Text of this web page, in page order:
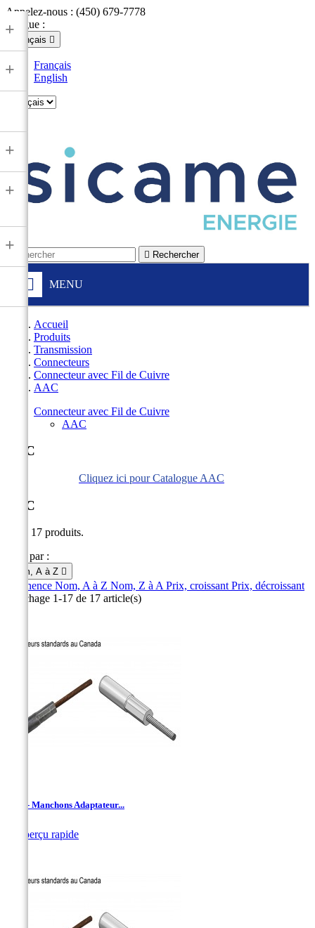
Appelez-nous : (450) 679-7778
Langue :
Français 
Français
English
 Rechercher
MENU
+
+
+
+
+
Accueil
Produits
Transmission
Connecteurs
Connecteur avec Fil de Cuivre
AAC
Connecteur avec Fil de Cuivre
AAC
AAC
Cliquez ici pour Catalogue AAC
AAC
Il y a 17 produits.
Trier par :
Nom, A à Z 
Pertinence Nom, A à Z Nom, Z à APrix, croissantPrix, décroissant
Affichage 1-17 de 17 article(s)
AAC - Manchons Adaptateur...
Aperçu rapide